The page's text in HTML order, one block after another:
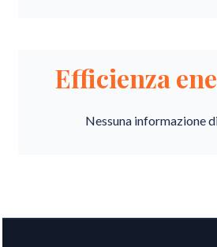
Efficienza
Nessuna informazione